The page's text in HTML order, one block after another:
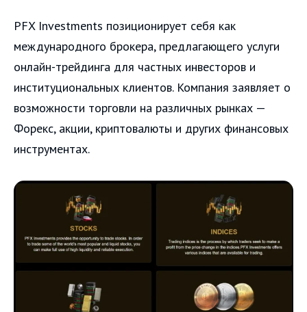
PFX Investments позиционирует себя как
международного брокера, предлагающего услуги
онлайн-трейдинга для частных инвесторов и
институциональных клиентов. Компания заявляет о
возможности торговли на различных рынках —
Форекс, акции, криптовалюты и других финансовых
инструментах.